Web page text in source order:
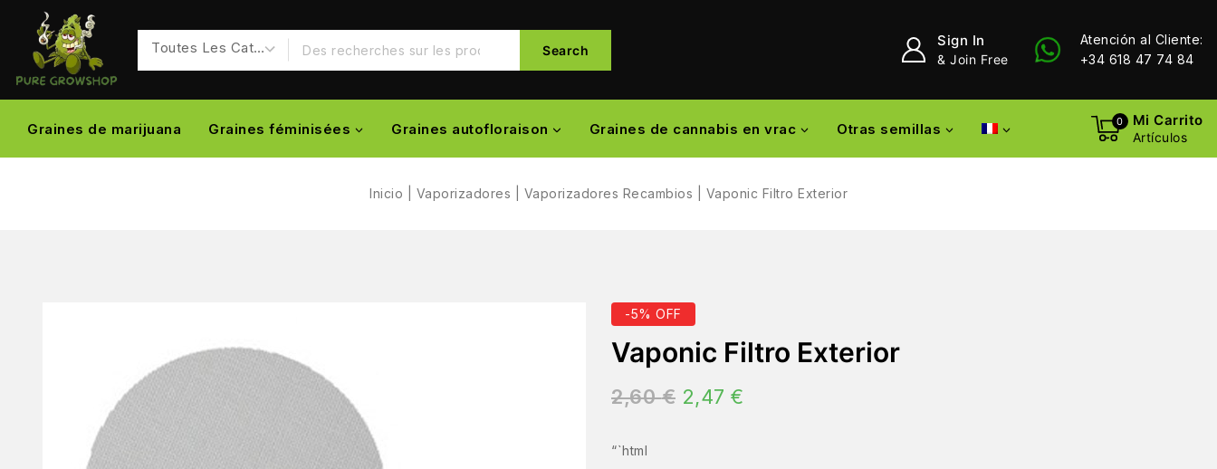
Search
Sign In
& Join Free
Atención al Cliente:
+34 618 47 74 84
Graines de marijuana Graines féminisées Graines autofloraison Graines de cannabis en vrac Otras semillas 0 Mi Carrito
Artículos
Inicio Vaporizadores Vaporizadores Recambios Vaponic Filtro Exterior
-5% OFF
Vaponic Filtro Exterior
2,60€ 2,47 €
“`html